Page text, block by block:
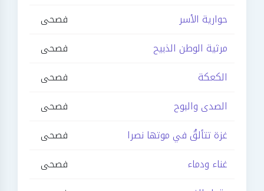
حوارية الأسر
فصحى
مرثية الوطن الذبيح
فصحى
الكعكة
فصحى
الصدى والبوح
فصحى
غزة تتألقُ في موتها نصرا
فصحى
غناء ودماء
فصحى